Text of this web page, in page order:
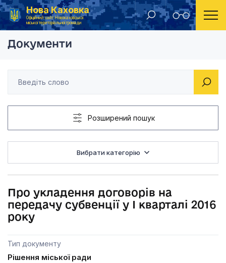
Нова Каховка
Офіційний сайт Новокаховської
міської територіальної громади
Головна Рішення Новокаховської міської ради 2015 рік Про укладення
Документи
Розширений пошук
Вибрати категорію
Про укладення договорів на
передачу субвенції у І кварталі 2016
року
Тип документу
Рішення міської ради